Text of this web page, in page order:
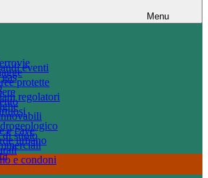
Menu
e condoni
urbano
di suolo
e cave
regolatori
protette
eventi